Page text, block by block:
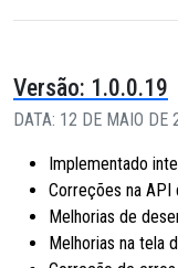
Versão: 1.0.0.19
DATA: 12 DE MAIO DE
Implementado
Correções na API
Melhorias de
Melhorias na tela